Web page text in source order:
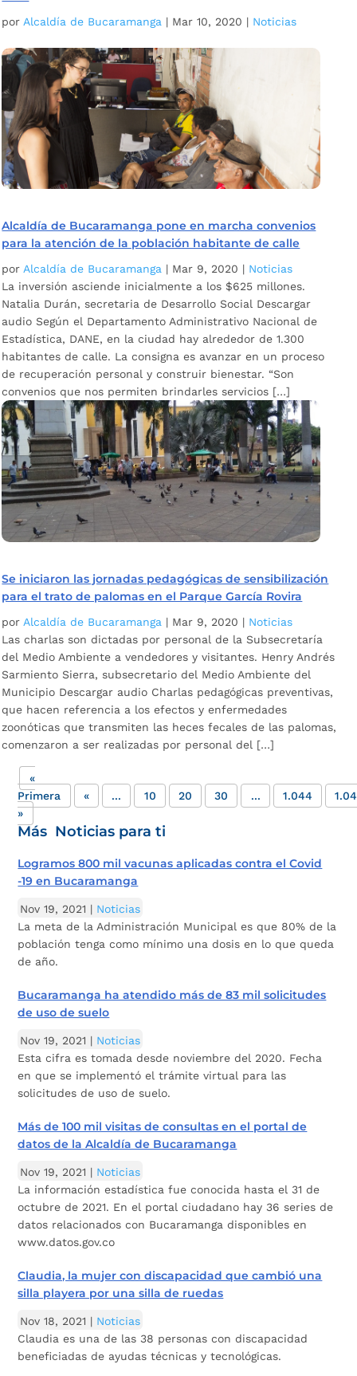
por Alcaldía de Bucaramanga | Mar 10, 2020 | Noticias
Alcaldía de Bucaramanga pone en marcha convenios
para la atención de la población habitante de calle
porAlcaldía de Bucaramanga | Mar 9, 2020 | Noticias
La inversión asciende inicialmente a los $625 millones.
Natalia Durán, secretaria de Desarrollo Social Descargar
audio Según el Departamento Administrativo Nacional de
Estadística, DANE, en la ciudad hay alrededor de 1.300
habitantes de calle. La consigna es avanzar en un proceso
de recuperación personal y construir bienestar. “Son
convenios que nos permiten brindarles servicios […]
Se iniciaron las jornadas pedagógicas de sensibilización
para el trato de palomas en el Parque García Rovira
por Alcaldía de Bucaramanga | Mar 9, 2020 | Noticias
Las charlas son dictadas por personal de la Subsecretaría
del Medio Ambiente a vendedores y visitantes. Henry Andrés
Sarmiento Sierra, subsecretario del Medio Ambiente del
Municipio Descargar audio Charlas pedagógicas preventivas,
que hacen referencia a los efectos y enfermedades
zoonóticas que transmiten las heces fecales de las palomas,
comenzaron a ser realizadas por personal del […]
«
Primera
« ... 10 20 30 ... 1.044
»
Más Noticias para ti
Logramos 800 mil vacunas aplicadas contra el Covid
-19 en Bucaramanga
Nov 19, 2021 | Noticias
La meta de la Administración Municipal es que 80% de la
población tenga como mínimo una dosis en lo que queda
de año.
Bucaramanga ha atendido más de 83 mil solicitudes
de uso de suelo
Nov 19, 2021 | Noticias
Esta cifra es tomada desde noviembre del 2020. Fecha
en que se implementó el trámite virtual para las
solicitudes de uso de suelo.
Más de 100 mil visitas de consultas en el portal de
datos de la Alcaldía de Bucaramanga
Nov 19, 2021 | Noticias
La información estadística fue conocida hasta el 31 de
octubre de 2021. En el portal ciudadano hay 36 series de
datos relacionados con Bucaramanga disponibles en
www.datos.gov.co
Claudia, la mujer con discapacidad que cambió una
silla playera por una silla de ruedas
Nov 18, 2021 | Noticias
Claudia es una de las 38 personas con discapacidad
beneficiadas de ayudas técnicas y tecnológicas.